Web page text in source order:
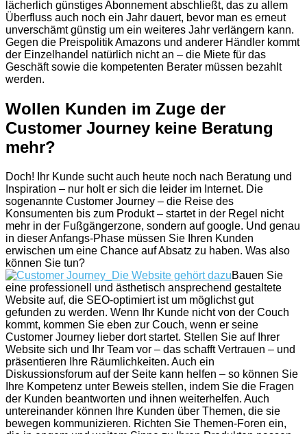
lächerlich günstiges Abonnement abschließt, das zu allem
Überfluss auch noch ein Jahr dauert, bevor man es erneut
unverschämt günstig um ein weiteres Jahr verlängern kann.
Gegen die Preispolitik Amazons und anderer Händler kommt
der Einzelhandel natürlich nicht an – die Miete für das
Geschäft sowie die kompetenten Berater müssen bezahlt
werden.
Wollen Kunden im Zuge der
Customer Journey keine Beratung
mehr?
Doch! Ihr Kunde sucht auch heute noch nach Beratung und
Inspiration – nur holt er sich die leider im Internet. Die
sogenannte Customer Journey – die Reise des
Konsumenten bis zum Produkt – startet in der Regel nicht
mehr in der Fußgängerzone, sondern auf google. Und genau
in dieser Anfangs-Phase müssen Sie Ihren Kunden
erwischen um eine Chance auf Absatz zu haben. Was also
können Sie tun?
Bauen Sie
eine professionell und ästhetisch ansprechend gestaltete
Website auf, die SEO-optimiert ist um möglichst gut
gefunden zu werden. Wenn Ihr Kunde nicht von der Couch
kommt, kommen Sie eben zur Couch, wenn er seine
Customer Journey lieber dort startet. Stellen Sie auf Ihrer
Website sich und Ihr Team vor – das schafft Vertrauen – und
präsentieren Ihre Räumlichkeiten. Auch ein
Diskussionsforum auf der Seite kann helfen – so können Sie
Ihre Kompetenz unter Beweis stellen, indem Sie die Fragen
der Kunden beantworten und ihnen weiterhelfen. Auch
untereinander können Ihre Kunden über Themen, die sie
bewegen kommunizieren. Richten Sie Themen-Foren ein,